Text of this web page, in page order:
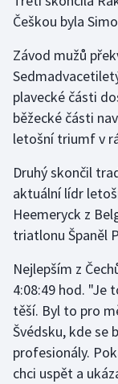
Stolní tenis
Triatlon
Veslování
Vodní slalom
Volejbal
Češkou byla
Závod mužů
plavecké části
běžecké části
letošní triumf v
Druhý skončil
aktuální lídr
Heemeryck z
triatlonu Španěl
Nejlepším z
4:08:49 hod. "Je
těší. Byl to pro
Švédsku, kde se
profesionály.
chci uspět a